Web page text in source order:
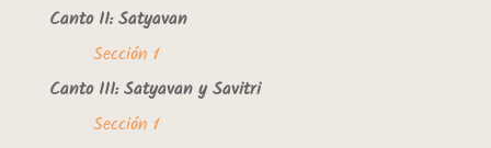
Canto II: Satyavan
Sección 1
Canto III: Satyavan y Savitri
Sección 1